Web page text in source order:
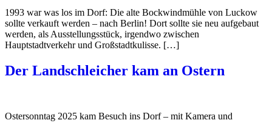
1993 war was los im Dorf: Die alte Bockwindmühle von Luckow
sollte verkauft werden – nach Berlin! Dort sollte sie neu aufgebaut
werden, als Ausstellungsstück, irgendwo zwischen
Hauptstadtverkehr und Großstadtkulisse. […]
Der Landschleicher kam an Ostern
Ostersonntag 2025 kam Besuch ins Dorf – mit Kamera und